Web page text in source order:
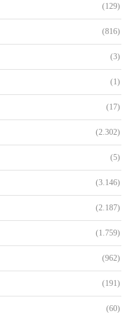
(129)
(816)
(3)
(1)
(17)
(2.302)
(5)
(3.146)
(2.187)
(1.759)
(962)
(191)
(60)